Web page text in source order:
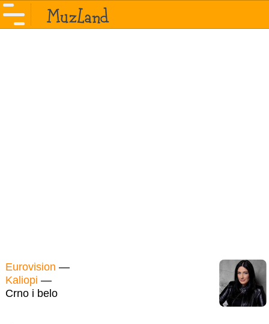
Eurovision —
Kaliopi —
Crno i belo